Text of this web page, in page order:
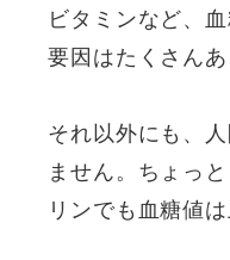
ビタミンなど、
要因はたくさんあ
それ以外にも、
ません。ちょっ
リンでも血糖値